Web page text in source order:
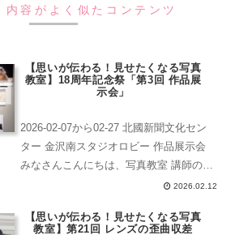
内容がよく似たコンテンツ
【思いが伝わる！見せたくなる写真
教室】18周年記念祭「第3回 作品展
示会」
2026-02-07から02-27 北國新聞文化セン
ター 金沢南スタジオロビー 作品展示会
みなさんこんにちは、写真教室 講師の清
水 梅子ゆすらこです。北國新聞文化セン
写真教室 講師: 清水 梅子今年も...
2026.02.12
【思いが伝わる！見せたくなる写真
教室】第21回 レンズの歪曲収差